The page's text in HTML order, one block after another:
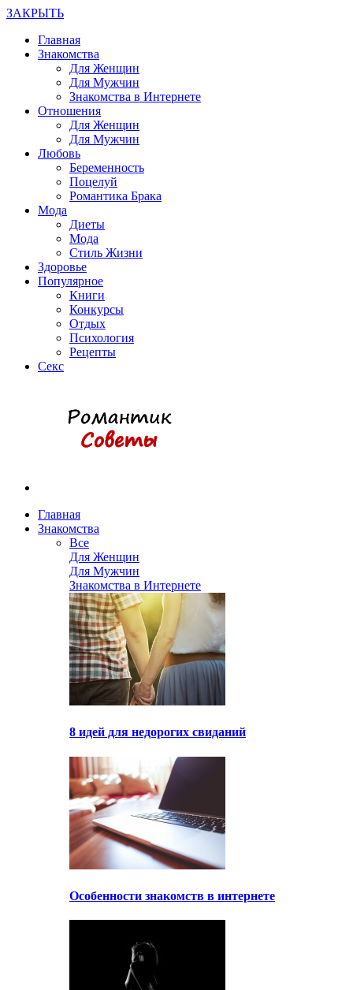
ЗАКРЫТЬ
Главная
Знакомства
Для Женщин
Для Мужчин
Знакомства в Интернете
Отношения
Для Женщин
Для Мужчин
Любовь
Беременность
Поцелуй
Романтика Брака
Мода
Диеты
Мода
Стиль Жизни
Здоровье
Популярное
Книги
Конкурсы
Отдых
Психология
Рецепты
Секс
Главная
Знакомства
Все
Для Женщин
Для Мужчин
Знакомства в Интернете
8 идей для недорогих свиданий
Особенности знакомств в интернете